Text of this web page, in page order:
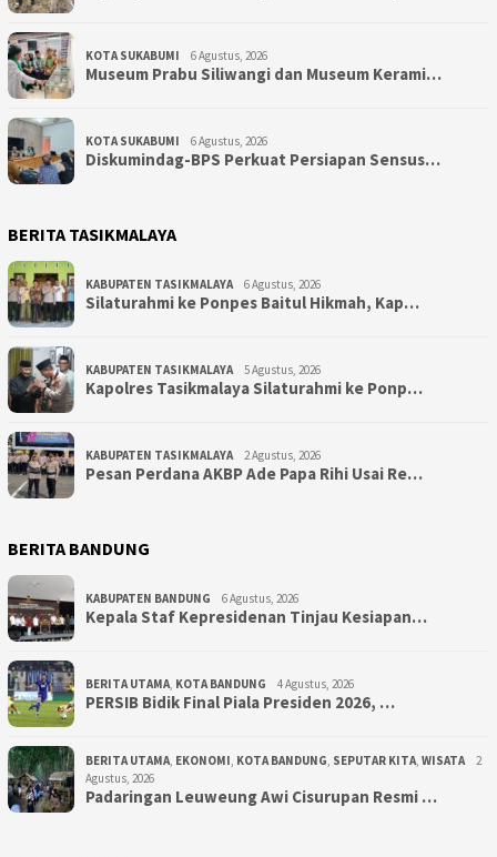
KOTA SUKABUMI 6 Agustus, 2026
Museum Prabu Siliwangi dan Museum Kerami…
KOTA SUKABUMI 6 Agustus, 2026
Diskumindag-BPS Perkuat Persiapan Sensus…
BERITA TASIKMALAYA
KABUPATEN TASIKMALAYA 6 Agustus, 2026
Silaturahmi ke Ponpes Baitul Hikmah, Kap…
KABUPATEN TASIKMALAYA 5 Agustus, 2026
Kapolres Tasikmalaya Silaturahmi ke Ponp…
KABUPATEN TASIKMALAYA 2 Agustus, 2026
Pesan Perdana AKBP Ade Papa Rihi Usai Re…
BERITA BANDUNG
KABUPATEN BANDUNG 6 Agustus, 2026
Kepala Staf Kepresidenan Tinjau Kesiapan…
BERITA UTAMA, KOTA BANDUNG 4 Agustus, 2026
PERSIB Bidik Final Piala Presiden 2026, …
BERITA UTAMA, EKONOMI, KOTA BANDUNG, SEPUTAR KITA, WISATA
2
Agustus, 2026
Padaringan Leuweung Awi Cisurupan Resmi …